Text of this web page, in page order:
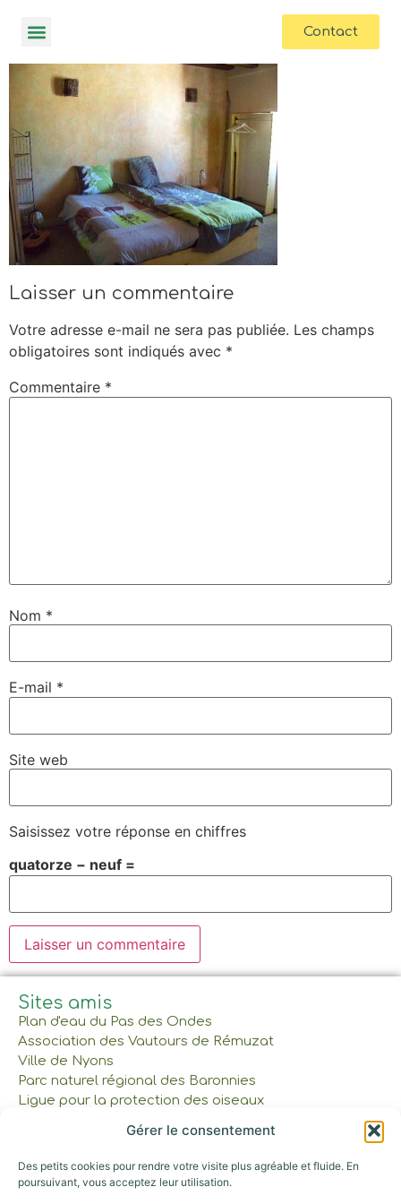
Gérer le consentement
Des petits cookies pour rendre votre visite plus agréable et fluide. En
poursuivant, vous acceptez leur utilisation.
principal
Contact
Laisser un commentaire
Votre adresse e-mail ne sera pas publiée. Les champs
obligatoires sont indiqués avec *
Commentaire *
Nom *
E-mail *
Site web
Saisissez votre réponse en chiffres
quatorze − neuf =
Sites amis
Plan d'eau du Pas des Ondes
Association des Vautours de Rémuzat
Ville de Nyons
Parc naturel régional des Baronnies
Ligue pour la protection des oiseaux
Réservations et tarifs
Nos cabanes et tente